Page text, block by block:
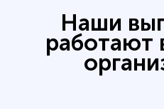
Наши
работают